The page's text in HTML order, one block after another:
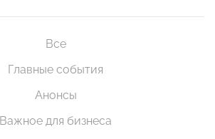
Все
Главные события
Анонсы
Важное для бизнеса